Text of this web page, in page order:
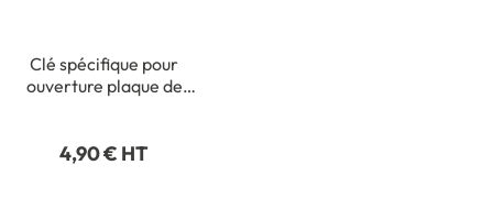
Clé spécifique pour
ouverture plaque de
4,90 € HT